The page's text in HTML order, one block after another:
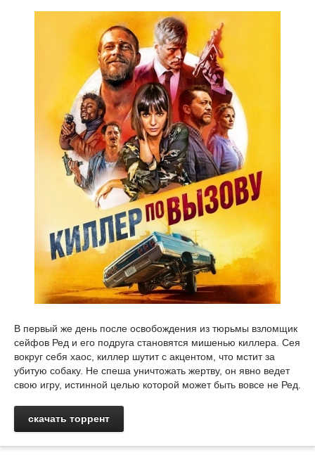
В первый же день после освобождения из тюрьмы взломщик
сейфов Ред и его подруга становятся мишенью киллера. Сея
вокруг себя хаос, киллер шутит с акцентом, что мстит за
убитую собаку. Не спеша уничтожать жертву, он явно ведет
свою игру, истинной целью которой может быть вовсе не Ред.
скачать торрент